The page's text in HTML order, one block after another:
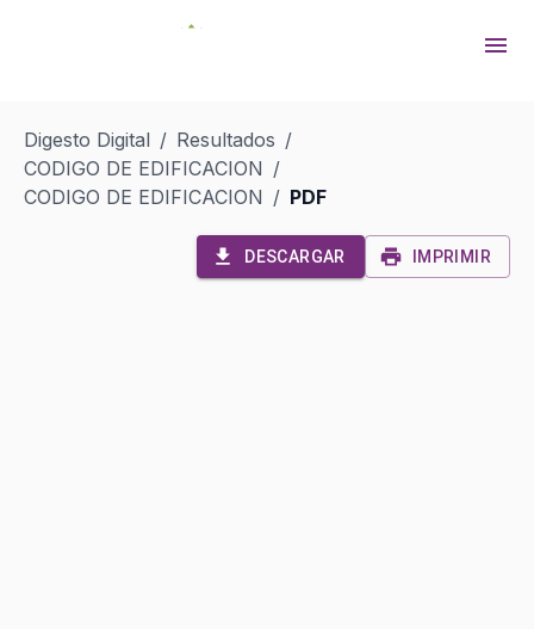
Digesto Digital / Resultados /
CODIGO DE EDIFICACION /
CODIGO DE EDIFICACION / PDF
DESCARGAR IMPRIMIR